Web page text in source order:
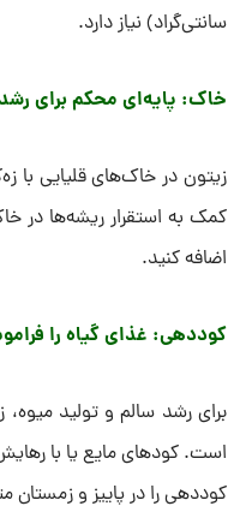
سانتی‌گراد) نیاز دارد.
خاک: پایه‌ای محکم برای رشد
زیتون در خاک‌های قلیایی با
کمک به استقرار ریشه‌ها در
اضافه کنید.
کوددهی: غذای گیاه را
برای رشد سالم و تولید میوه،
است. کودهای مایع یا با
کوددهی را در پاییز و زمستان